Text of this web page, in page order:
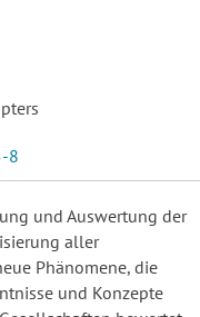
8
und Auswertung der
aller
Phänomene, die
und Konzepte